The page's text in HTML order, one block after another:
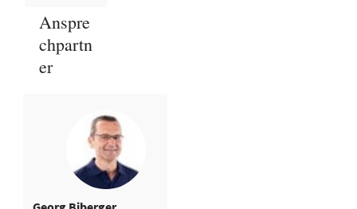
Anspre
chpartn
er